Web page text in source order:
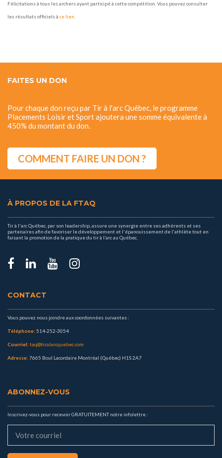
Félicitations à tous les archers ayant participé à cette compétition. Vous pouvez consulter
les résultats officiels à ce lien.
FAITES UN DON
Pour chaque don reçu par Tir à l'arc Québec, le programme
Placements Loisir et Sport ajoutera une somme équivalente à
450% du montant du don.
COMMENT FAIRE UN DON ?
À PROPOS DE LA FTAQ
Tir à l'arc Québec, par son leadership, assure une synergie entre ses adhérents et ses
partenaires afin de favoriser le développement et l'épanouissement de l'athlète tout en
faisant la promotion de la pratique du tir à l’arc au Québec.
CONTACT
Vous pouvez nous joindre aux coordonnées suivantes :
Téléphone: 514-252-3054
Courriel: taq@tiralarcquebec.com
Adresse: 7665 Boul Lacordaire Montréal (Québec) H1S 2A7
ABONNEZ-VOUS
Inscrivez-vous pour recevoir GRATUITEMENT notre infolettre :